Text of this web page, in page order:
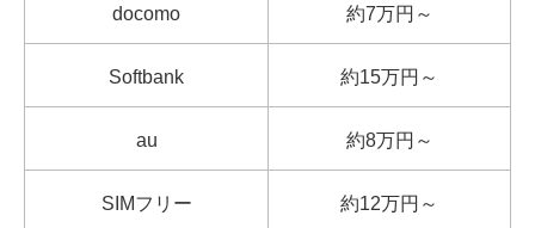
docomo 約7万円～
Softbank 約15万円～
au 約8万円～
SIMフリー 約12万円～